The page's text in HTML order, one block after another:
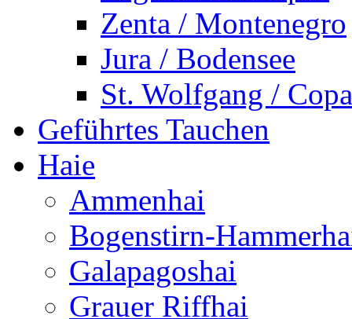
Zenta / Montenegro
Jura / Bodensee
St. Wolfgang /
Geführtes Tauchen
Haie
Ammenhai
Bogenstirn-
Galapagoshai
Grauer Riffhai